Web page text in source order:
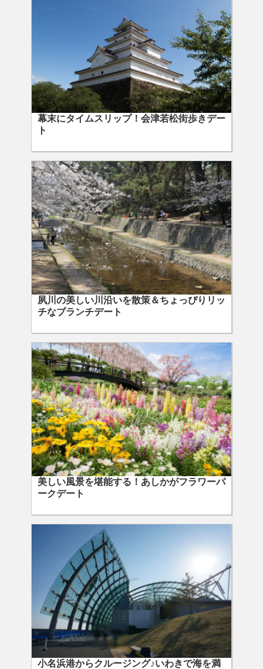
幕末にタイムスリップ！会津若松街歩きデー
ト
夙川の美しい川沿いを散策＆ちょっぴりリッ
チなブランチデート
美しい風景を堪能する！あしかがフラワーパ
ークデート
小名浜港からクルージング♪いわきで海を満